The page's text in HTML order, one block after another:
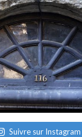
Suivre sur Instagram